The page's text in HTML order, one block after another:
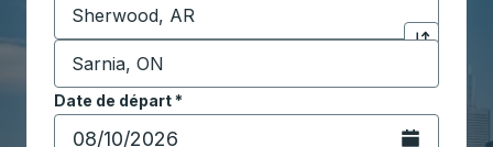
Commencez à saisir la ville d'origine pour ouvrir
Cliquez
Destination*
Commencez à saisir la ville de destination pour
Date de départ*
Tapez la date au format date Barre oblique du mois à
Ouvrez le